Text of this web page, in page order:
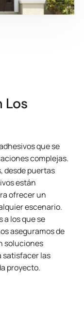
Los
que se
complejas.
desde puertas
están
ofrecer un
escenario.
a los que se
aseguramos de
soluciones
satisfacer las
proyecto.